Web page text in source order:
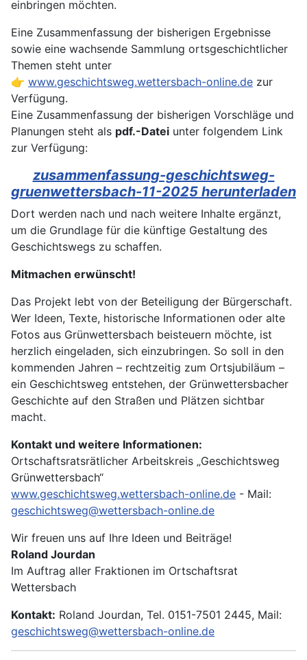
einbringen möchten.
Eine Zusammenfassung der bisherigen Ergebnisse
sowie eine wachsende Sammlung ortsgeschichtlicher
Themen steht unter
👉 www.geschichtsweg.wettersbach-online.de zur
Verfügung.
Eine Zusammenfassung der bisherigen Vorschläge und
Planungen steht als pdf.-Datei unter folgendem Link
zur Verfügung:
zusammenfassung-geschichtsweg-
gruenwettersbach-11-2025 herunterladen
Dort werden nach und nach weitere Inhalte ergänzt,
um die Grundlage für die künftige Gestaltung des
Geschichtswegs zu schaffen.
Mitmachen erwünscht!
Das Projekt lebt von der Beteiligung der Bürgerschaft.
Wer Ideen, Texte, historische Informationen oder alte
Fotos aus Grünwettersbach beisteuern möchte, ist
herzlich eingeladen, sich einzubringen. So soll in den
kommenden Jahren – rechtzeitig zum Ortsjubiläum –
ein Geschichtsweg entstehen, der Grünwettersbacher
Geschichte auf den Straßen und Plätzen sichtbar
macht.
Kontakt und weitere Informationen:
Ortschaftsratsrätlicher Arbeitskreis „Geschichtsweg
Grünwettersbach“
www.geschichtsweg.wettersbach-online.de - Mail:
geschichtsweg@wettersbach-online.de
Wir freuen uns auf Ihre Ideen und Beiträge!
Roland Jourdan
Im Auftrag aller Fraktionen im Ortschaftsrat
Wettersbach
Kontakt: Roland Jourdan, Tel. 0151-7501 2445, Mail:
geschichtsweg@wettersbach-online.de